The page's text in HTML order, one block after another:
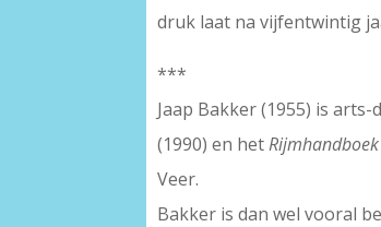
druk laat na vijfentwintig
***
Jaap Bakker (1955) is
(1990) en het
Veer.
Bakker is dan wel vooral